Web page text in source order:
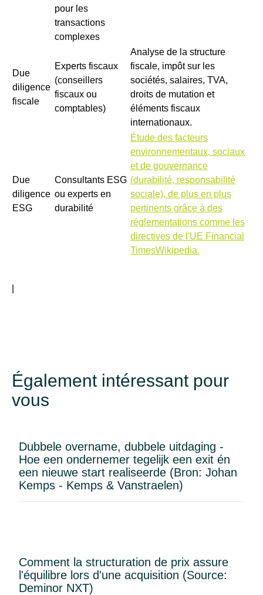
pour les
transactions
complexes
Due
diligence
fiscale
Experts fiscaux
(conseillers
fiscaux ou
comptables)
Analyse de la structure
fiscale, impôt sur les
sociétés, salaires, TVA,
droits de mutation et
éléments fiscaux
internationaux.
Due
diligence
ESG
Consultants ESG
ou experts en
durabilité
Étude des facteurs
environnementaux, sociaux
et de gouvernance
(durabilité, responsabilité
sociale), de plus en plus
pertinents grâce à des
réglementations comme les
directives de l'UE Financial
TimesWikipedia.
Également intéressant pour
vous
Dubbele overname, dubbele uitdaging -
Hoe een ondernemer tegelijk een exit én
een nieuwe start realiseerde (Bron: Johan
Kemps - Kemps & Vanstraelen)
Comment la structuration de prix assure
l'équilibre lors d'une acquisition (Source:
Deminor NXT)